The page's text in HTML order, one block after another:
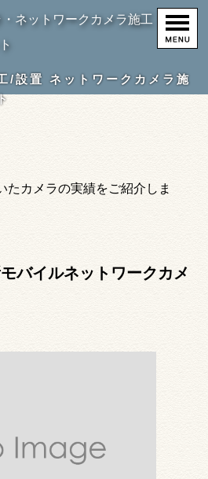
/設置 ネットワークカメラ施
たカメラの実績をご紹介しま
バイルネットワークカメ